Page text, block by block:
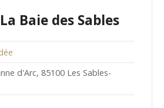
Baie des Sables
d'Arc, 85100 Les Sables-